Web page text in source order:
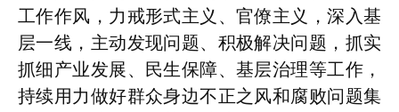
工作作风，力戒形式主义、官僚主义，深入基
层一线，主动发现问题、积极解决问题，抓实
抓细产业发展、民生保障、基层治理等工作，
持续用力做好群众身边不正之风和腐败问题集